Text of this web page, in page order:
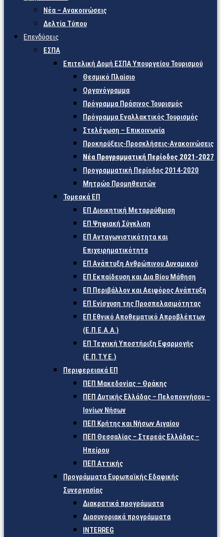
Νέα – Ανακοινώσεις
Δελτία Τύπου
Επενδύσεις
ΕΣΠΑ
Επιτελική Δομή ΕΣΠΑ Υπουργείου Τουρισμού
Θεσμικό Πλαίσιο
Οργανόγραμμα
Πρόγραμμα Πράσινος Τουρισμός
Πρόγραμμα Εναλλακτικός Τουρισμός
Στελέχωση – Επικοινωνία
Προκηρύξεις-Προσκλήσεις-Ανακοινώσεις
Νέα Προγραμματική Περίοδος 2021-2027
Προγραμματική Περίοδος 2014-2020
Μητρώο Προμηθευτών
Τομεακά ΕΠ
ΕΠ Διοικητική Μεταρρύθμιση
ΕΠ Ψηφιακή Σύγκλιση
ΕΠ Ανταγωνιστικότητα και
Επιχειρηματικότητα
ΕΠ Ανάπτυξη Ανθρώπινου Δυναμικού
ΕΠ Εκπαίδευση και Δια Βίου Μάθηση
ΕΠ Περιβάλλον και Αειφόρος Ανάπτυξη
ΕΠ Ενίσχυση της Προσπελασιμότητας
ΕΠ Εθνικό Αποθεματικό Απροβλέπτων
(Ε.Π.Ε.Α.Α.)
ΕΠ Τεχνική Υποστήριξη Εφαρμογής
(Ε.Π.Τ.Υ.Ε.)
Περιφερειακά ΕΠ
ΠΕΠ Μακεδονίας – Θράκης
ΠΕΠ Δυτικής Ελλάδας – Πελοποννήσου –
Ιονίων Νήσων
ΠΕΠ Κρήτης και Νήσων Αιγαίου
ΠΕΠ Θεσσαλίας – Στερεάς Ελλάδας –
Ηπείρου
ΠΕΠ Αττικής
Προγράμματα Ευρωπαϊκής Εδαφικής
Συνεργασίας
Διακρατικά προγράμματα
Διασυνοριακά προγράμματα
INTERREG